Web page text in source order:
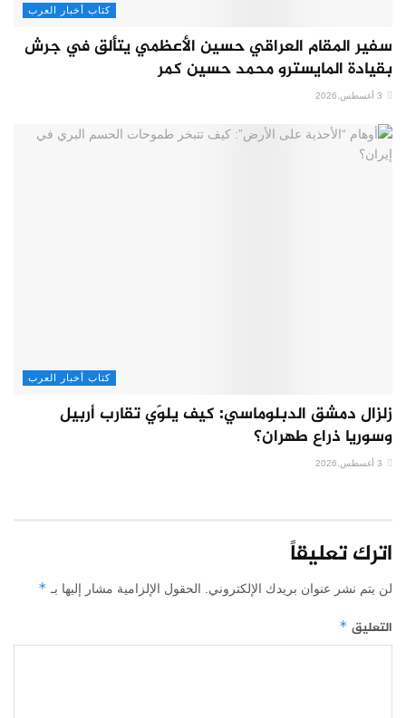
كتاب أخبار العرب
سفير المقام العراقي حسين الأعظمي يتألق في جرش
بقيادة المايسترو محمد حسين كمر
كتاب أخبار العرب
زلزال دمشق الدبلوماسي: كيف يلوّي تقارب أربيل
وسوريا ذراع طهران؟
اترك تعليقاً
لن يتم نشر عنوان بريدك الإلكتروني. الحقول الإلزامية مشار إليها بـ *
التعليق *